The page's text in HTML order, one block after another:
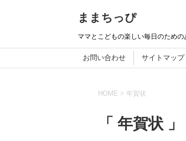
ままちっぴ
ママとこどもの楽しい毎日のための
お問い合わせ サイトマップ
HOME > 年賀状
「 年賀状